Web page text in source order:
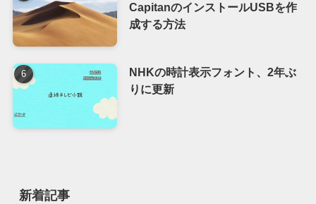
CapitanのインストールUSBを作
成する方法
NHKの時計表示フォント、2年ぶ
りに更新
新着記事